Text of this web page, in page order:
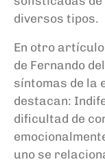
diversos tipos.
En otro artículo
de Fernando
síntomas de la
destacan:
dificultad de
uno se